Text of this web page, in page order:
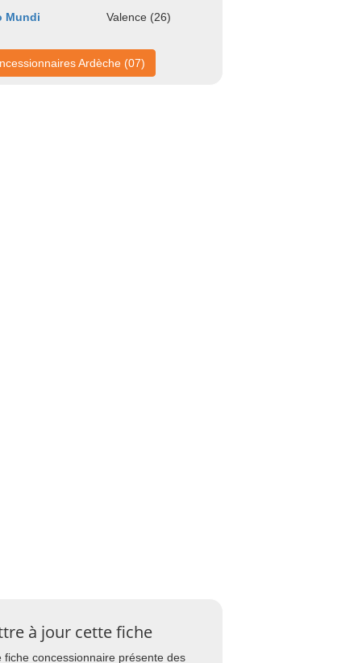
Mundi Valence (26)
Ardèche (07)
à jour cette fiche
fiche concessionnaire présente des